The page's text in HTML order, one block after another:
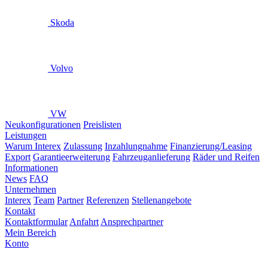
Skoda
Volvo
VW
Neukonfigurationen Preislisten
Leistungen
Warum Interex Zulassung Inzahlungnahme Finanzierung/Leasing
Export Garantieerweiterung Fahrzeuganlieferung Räder und Reifen
Informationen
News FAQ
Unternehmen
Interex Team Partner Referenzen Stellenangebote
Kontakt
Kontaktformular Anfahrt Ansprechpartner
Mein Bereich
Konto